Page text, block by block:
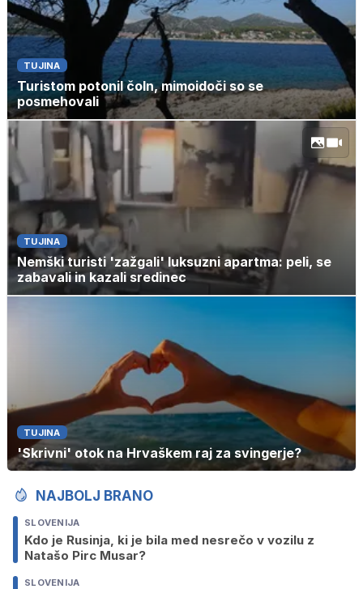
TUJINA
Turistom potonil čoln, mimoidoči so se
posmehovali
TUJINA
Nemški turisti 'zažgali' luksuzni apartma: peli, se
zabavali in kazali sredinec
TUJINA
'Skrivni' otok na Hrvaškem raj za svingerje?
NAJBOLJ BRANO
SLOVENIJA
Kdo je Rusinja, ki je bila med nesrečo v vozilu z
Natašo Pirc Musar?
SLOVENIJA